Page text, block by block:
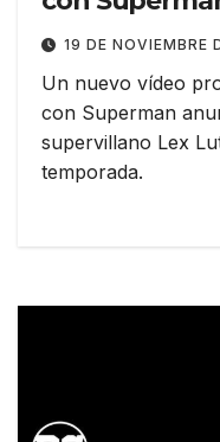
19 DE NOVIEMBRE
Un nuevo vídeo
con Superman
supervillano Lex
temporada.